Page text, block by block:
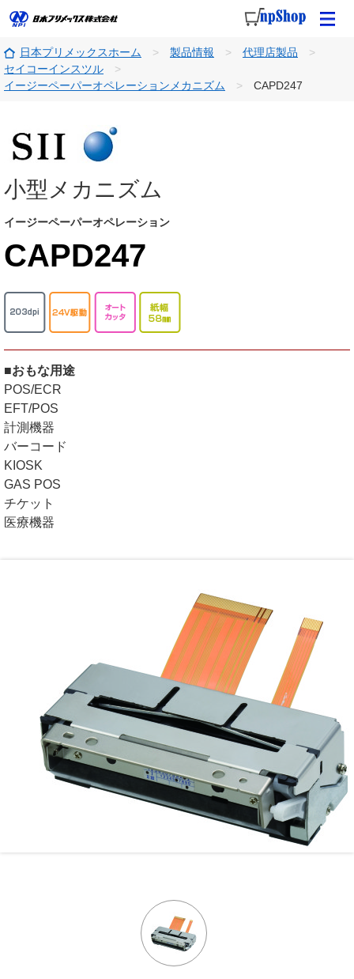
日本プリメックスホーム 製品情報
代理店製品
セイコーインスツル
イージーペーパーオペレーションメカニズム
CAPD247
小型メカニズム
イージーペーパーオペレーション
CAPD247
■おもな用途
POS/ECR
EFT/POS
計測機器
バーコード
KIOSK
GAS POS
チケット
医療機器